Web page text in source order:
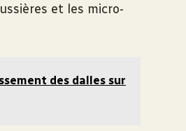
et les micro-
des dalles sur